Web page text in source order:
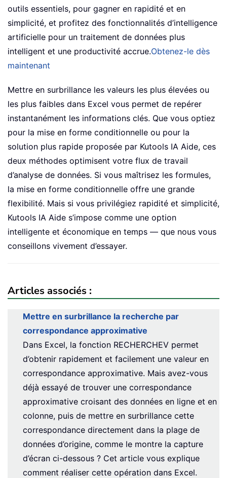
outils essentiels, pour gagner en rapidité et en
simplicité, et profitez des fonctionnalités d’intelligence
artificielle pour un traitement de données plus
intelligent et une productivité accrue.Obtenez-le dès
maintenant
Mettre en surbrillance les valeurs les plus élevées ou
les plus faibles dans Excel vous permet de repérer
instantanément les informations clés. Que vous optiez
pour la mise en forme conditionnelle ou pour la
solution plus rapide proposée par Kutools IA Aide, ces
deux méthodes optimisent votre flux de travail
d’analyse de données. Si vous maîtrisez les formules,
la mise en forme conditionnelle offre une grande
flexibilité. Mais si vous privilégiez rapidité et simplicité,
Kutools IA Aide s’impose comme une option
intelligente et économique en temps — que nous vous
conseillons vivement d’essayer.
Articles associés :
Mettre en surbrillance la recherche par
correspondance approximative
Dans Excel, la fonction RECHERCHEV permet
d’obtenir rapidement et facilement une valeur en
correspondance approximative. Mais avez-vous
déjà essayé de trouver une correspondance
approximative croisant des données en ligne et en
colonne, puis de mettre en surbrillance cette
correspondance directement dans la plage de
données d’origine, comme le montre la capture
d’écran ci-dessous ? Cet article vous explique
comment réaliser cette opération dans Excel.